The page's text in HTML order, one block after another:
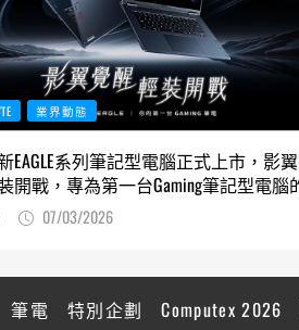
業界動態
EAGLE系列筆記型電腦正式上市，影
開戰，專為第一台Gaming筆記型電腦
07/03/2026
筆電 特別企劃 Computex 2026